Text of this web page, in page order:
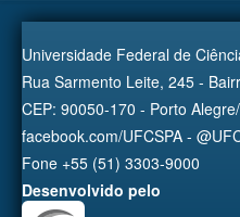
Universidade Federal de
Rua Sarmento Leite, 245 -
CEP: 90050-170 - Porto
facebook.com/UFCSPA -
Fone +55 (51) 3303-9000
Desenvolvido pelo